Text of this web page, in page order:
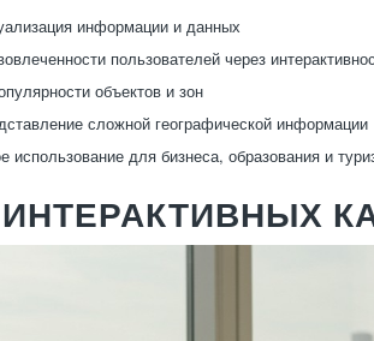
информации и данных
пользователей через
объектов и зон
сложной географической информации
использование для бизнеса, образования и